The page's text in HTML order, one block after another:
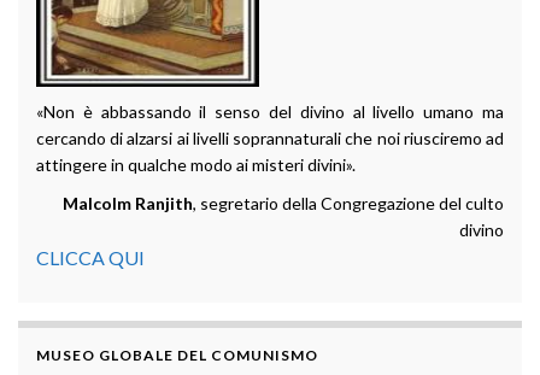
«Non è abbassando il senso del divino al livello umano ma
cercando di alzarsi ai livelli soprannaturali che noi riusciremo ad
attingere in qualche modo ai misteri divini».
Malcolm Ranjith, segretario della Congregazione del culto
divino
CLICCA QUI
MUSEO GLOBALE DEL COMUNISMO